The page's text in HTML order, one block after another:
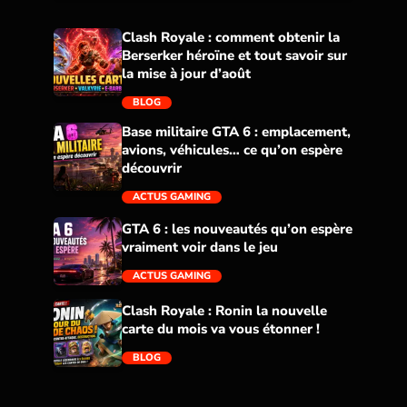
trending_flat
Clash Royale : comment obtenir la
Berserker héroïne et tout savoir sur
la mise à jour d’août
BLOG
trending_flat
Base militaire GTA 6 : emplacement,
avions, véhicules… ce qu’on espère
découvrir
ACTUS GAMING
trending_flat
GTA 6 : les nouveautés qu’on espère
vraiment voir dans le jeu
ACTUS GAMING
Clash Royale : Ronin la nouvelle
carte du mois va vous étonner !
BLOG